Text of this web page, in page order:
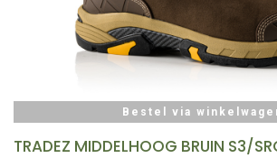
Bestel via